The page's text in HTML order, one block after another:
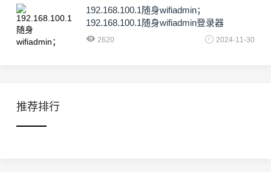
192.168.100.1随身wifiadmin；
192.168.100.1随身wifiadmin登录器
2620 2024-11-30
推荐排行